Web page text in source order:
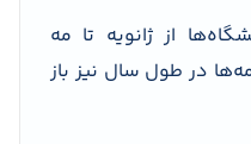
از ژانویه تا مه
در طول سال نیز باز